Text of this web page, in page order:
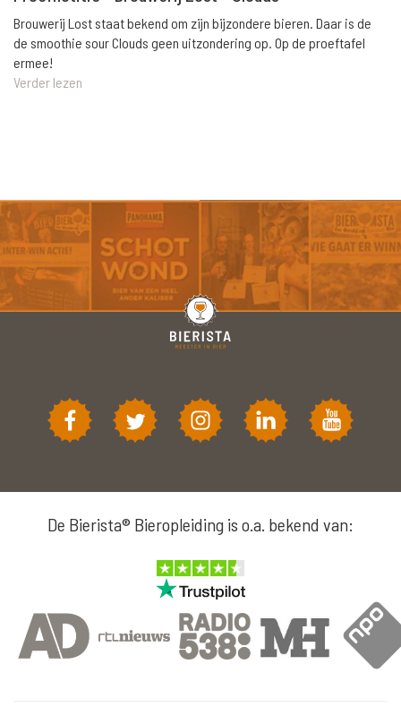
Brouwerij Lost staat bekend om zijn bijzondere bieren. Daar is de
de smoothie sour Clouds geen uitzondering op. Op de proeftafel
ermee!
Verder lezen
De Bierista® Bieropleiding is o.a. bekend van: